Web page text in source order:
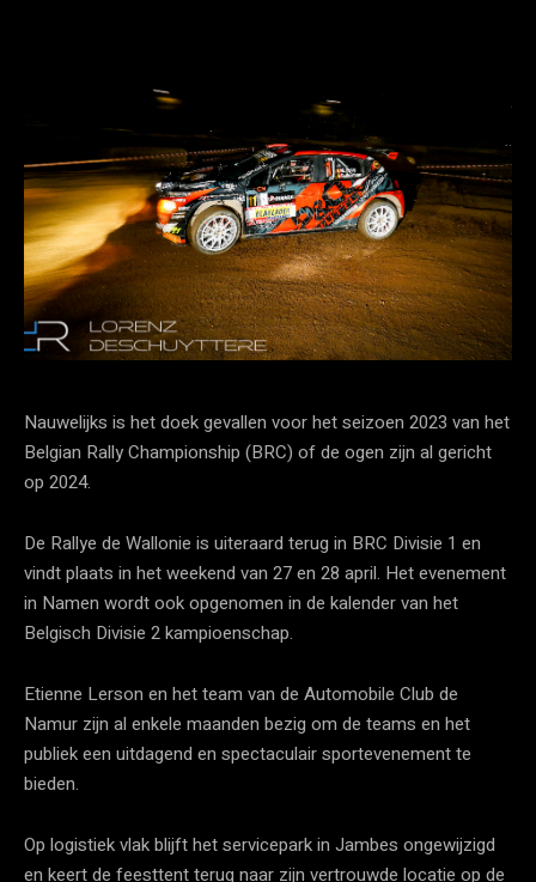
Nauwelijks is het doek gevallen voor het seizoen 2023 van het
Belgian Rally Championship (BRC) of de ogen zijn al gericht
op 2024.
De Rallye de Wallonie is uiteraard terug in BRC Divisie 1 en
vindt plaats in het weekend van 27 en 28 april. Het evenement
in Namen wordt ook opgenomen in de kalender van het
Belgisch Divisie 2 kampioenschap.
Etienne Lerson en het team van de Automobile Club de
Namur zijn al enkele maanden bezig om de teams en het
publiek een uitdagend en spectaculair sportevenement te
bieden.
Op logistiek vlak blijft het servicepark in Jambes ongewijzigd
en keert de feesttent terug naar zijn vertrouwde locatie op de